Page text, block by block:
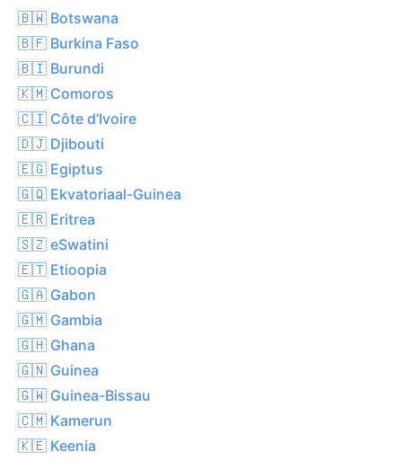
🇧🇼 Botswana
🇧🇫 Burkina Faso
🇧🇮 Burundi
🇰🇲 Comoros
🇨🇮 Côte d’Ivoire
🇩🇯 Djibouti
🇪🇬 Egiptus
🇬🇶 Ekvatoriaal-Guinea
🇪🇷 Eritrea
🇸🇿 eSwatini
🇪🇹 Etioopia
🇬🇦 Gabon
🇬🇲 Gambia
🇬🇭 Ghana
🇬🇳 Guinea
🇬🇼 Guinea-Bissau
🇨🇲 Kamerun
🇰🇪 Keenia